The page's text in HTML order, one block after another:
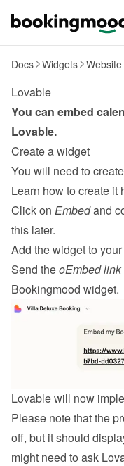
Docs Widgets
Lovable
Lovable.
Create a widget
You will need to
Learn how to create it
Click on Embed and
this later.
Add the widget to
Send the oEmbed link
Bookingmood widget.
Lovable will now
Please note that the
off, but it should
might need to ask